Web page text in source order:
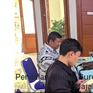
Penilaian Kinerja